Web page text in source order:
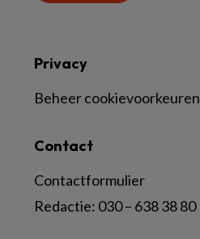
Contact
Contactformulier
Redactie: 030 – 638 38 80
Privacy
Beheer cookievoorkeuren